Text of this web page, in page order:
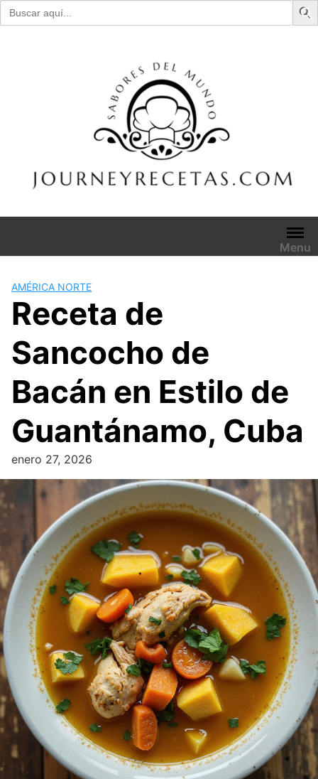
Buscar:
Menu
AMÉRICA NORTE
Receta de
Sancocho de
Bacán en Estilo de
Guantánamo, Cuba
enero 27, 2026